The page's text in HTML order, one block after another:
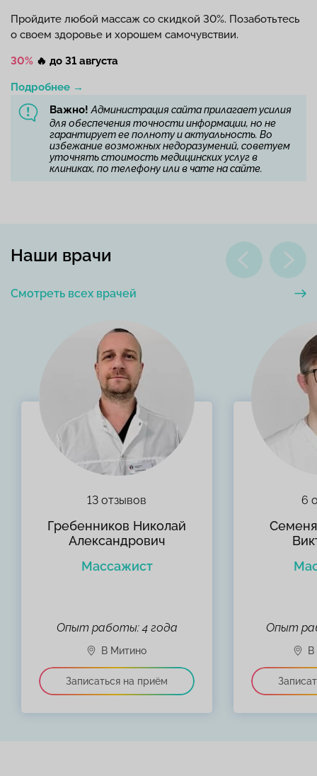
Пройдите любой массаж со скидкой 30%. Позаботьтесь
о своем здоровье и хорошем самочувствии.
30% 🔥 до 31 августа
Подробнее →
Важно! Администрация сайта прилагает усилия
для обеспечения точности информации, но не
гарантирует ее полноту и актуальность. Во
избежание возможных недоразумений, советуем
уточнять стоимость медицинских услуг в
клиниках, по телефону или в чате на сайте.
Смотреть всех врачей
Наши врачи
13 отзывов
Гребенников Николай
Александрович
Массажист
Опыт работы: 4 года
6
Опыт